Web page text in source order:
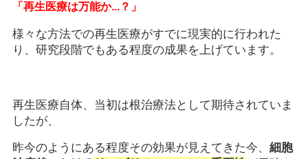
「再生医療は万能か...？」
様々な方法での再生医療がすでに現実的に行われた
り、研究段階でもある程度の成果を上げています。
再生医療自体、当初は根治療法として期待されていま
したが、
昨今のようにある程度その効果が見えてきた今、 細胞